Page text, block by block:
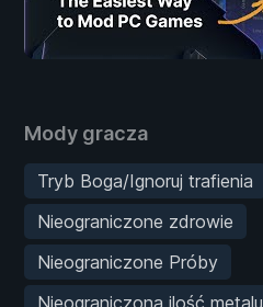
Mody gracza
Tryb Boga/Ignoruj trafienia
Nieograniczone zdrowie
Nieograniczone Próby
Nieograniczona ilość metalu